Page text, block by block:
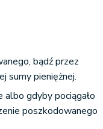
bądź przez
sumy pieniężnej.
gdyby pociągało
poszkodowanego